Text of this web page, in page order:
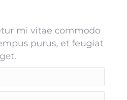
mi vitae commodo
purus, et feugiat